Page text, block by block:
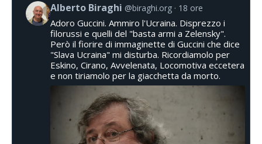
Alberto Biraghi @biraghi.org 18 ore
Adoro Guccini. Ammiro l'Ucraina. Disprezzo i
filorussi e quelli del "basta armi a Zelensky".
Però il fiorire di immaginette di Guccini che dice
"Slava Ucraina" mi disturba. Ricordiamolo per
Eskino, Cirano, Avvelenata, Locomotiva eccetera
e non tiriamolo per la giacchetta da morto.